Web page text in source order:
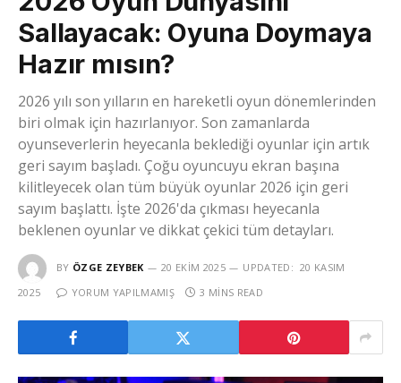
Sallayacak: Oyuna Doymaya
Hazır mısın?
2026 yılı son yılların en hareketli oyun dönemlerinden
biri olmak için hazırlanıyor. Son zamanlarda
oyunseverlerin heyecanla beklediği oyunlar için artık
geri sayım başladı. Çoğu oyuncuyu ekran başına
kilitleyecek olan tüm büyük oyunlar 2026 için geri
sayım başlattı. İşte 2026'da çıkması heyecanla
beklenen oyunlar ve dikkat çekici tüm detayları.
BY ÖZGE ZEYBEK 20 EKIM 2025 UPDATED: 20 KASIM
2025
YORUM YAPILMAMIŞ 3 MINS READ